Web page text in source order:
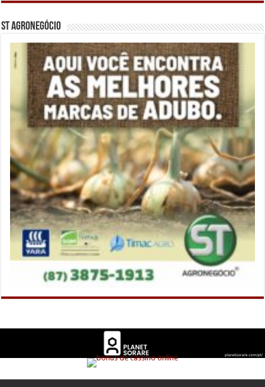
ST Agronegócio